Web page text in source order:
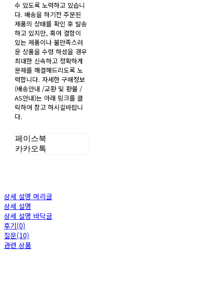
수 있도록 노력하고 있습니
다. 배송을 하기전 주문된
제품의 상태를 확인 후 발송
하고 있지만, 혹여 결함이
있는 제품이나 불만족스러
운 상품을 수령 하셨을 경우
최대한 신속하고 정확하게
문제를 해결해드리도록 노
력합니다. 자세한 구매정보
(배송안내 /교환 및 환불 /
AS안내)는 아래 링크를 클
릭하여 참고 하시길바랍니
다.
페이스북
카카오톡
상세 설명 머리글
상세 설명
상세 설명 바닥글
후기(0)
질문(10)
관련 상품